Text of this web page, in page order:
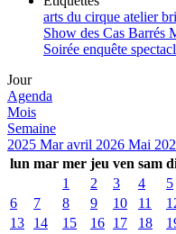
arts du cirque atelier
Show des Cas Barrés
Soirée enquête
Jour
Agenda
Mois
Semaine
2025 Maravril 2026 Mai
lun mar mer jeu ven sam
1
2 3 4
5
6
7 8 9 10 11
13
14 15 16 17 18